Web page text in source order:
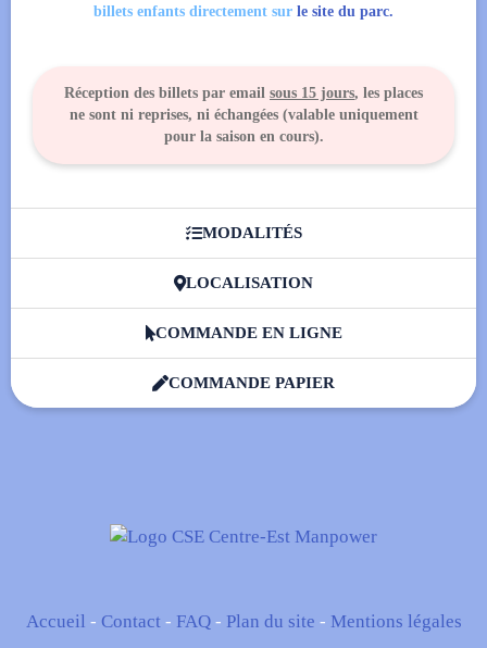
billets enfants directement sur le site du parc.
Réception des billets par email sous 15 jours, les places
ne sont ni reprises, ni échangées (valable uniquement
pour la saison en cours).
MODALITÉS
LOCALISATION
COMMANDE EN LIGNE
COMMANDE PAPIER
Accueil - Contact- FAQ- Plan du site - Mentions légales